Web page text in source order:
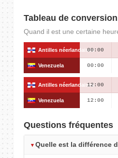
Tableau de
Quand il est une certaine
Antilles néerlandaises00:00
Venezuela 00:00
Antilles néerlandaises12:00
Venezuela 12:00
Questions fréquentes
Quelle est la différence